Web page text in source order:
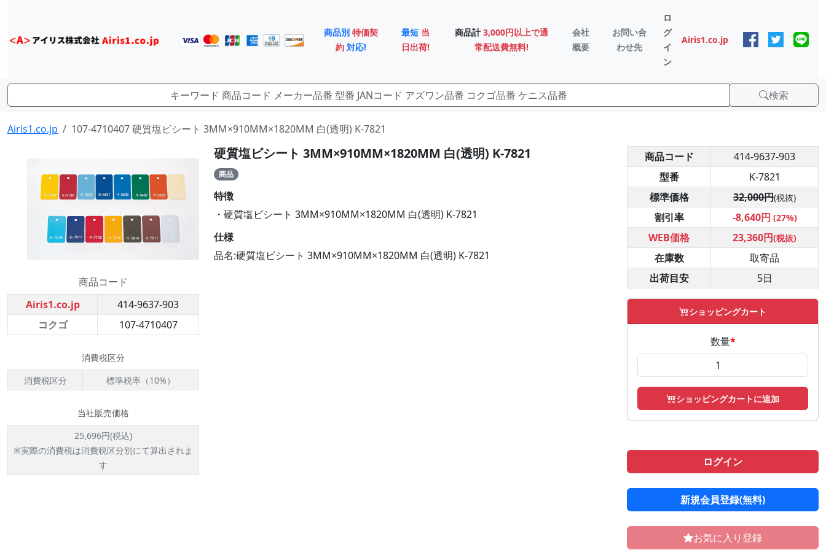
商品別 特価契
約 対応!
最短 当
日出荷!
商品計 3,000円以上で通
常配送費無料!
会社
概要
お問い合
わせ先
ロ
グ
イ
ン
Airis1.co.jp
検索
Airis1.co.jp 107-4710407 硬質塩ビシート 3MM×910MM×1820MM 白(透明) K-7821
商品コード
Airis1.co.jp
414-9637-903
コクゴ
107-4710407
消費税区分
消費税区分
標準税率（10%）
当社販売価格
25,696円(税込)
※実際の消費税は消費税区分別にて算出されま
す
硬質塩ビシート 3MM×910MM×1820MM 白(透明) K-7821
商品
特徴
・硬質塩ビシート 3MM×910MM×1820MM 白(透明) K-7821
仕様
品名:硬質塩ビシート 3MM×910MM×1820MM 白(透明) K-7821
商品コード
414-9637-903
型番
K-7821
標準価格
32,000円(税抜)
割引率 -8,640円 (27%)
WEB価格 23,360円(税抜)
在庫数
取寄品
出荷目安
5日
ショッピングカート
数量*
ショッピングカートに追加
ログイン
新規会員登録(無料)
お気に入り登録